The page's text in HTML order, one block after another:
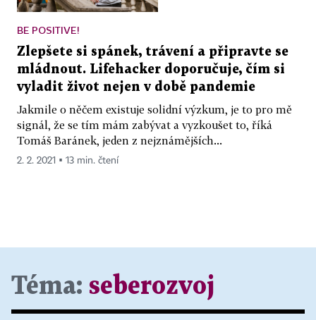
BE POSITIVE!
Zlepšete si spánek, trávení a připravte se
mládnout. Lifehacker doporučuje, čím si
vyladit život nejen v době pandemie
Jakmile o něčem existuje solidní výzkum, je to pro mě
signál, že se tím mám zabývat a vyzkoušet to, říká
Tomáš Baránek, jeden z nejznámějších...
2. 2. 2021 ▪ 13 min. čtení
Téma: seberozvoj